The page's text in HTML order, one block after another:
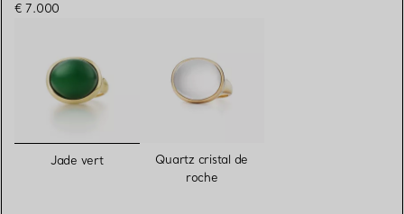
€ 7.000
sélectionnés
Jade vert
Quartz cristal de
roche